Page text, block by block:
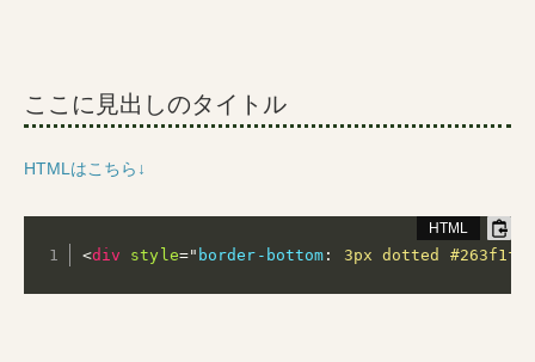
ここに見出しのタイトル
HTMLはこちら↓
<div style=" border-bottom : 3px dotted #263f1f